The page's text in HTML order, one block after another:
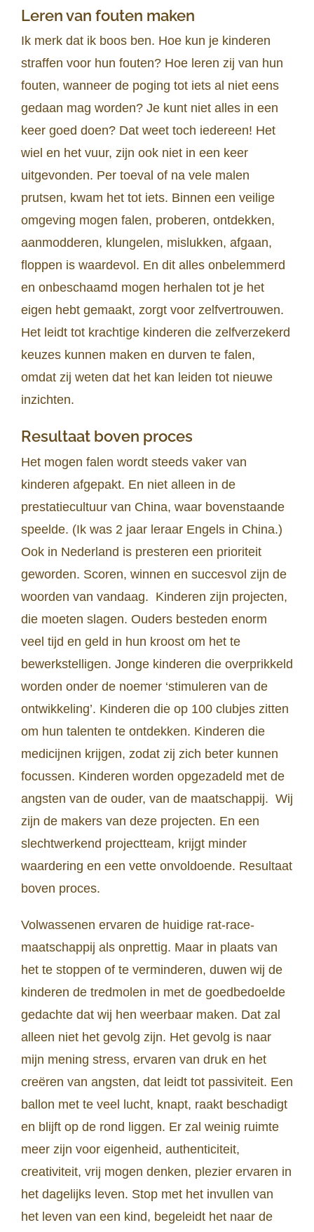
Leren van fouten maken
Ik merk dat ik boos ben. Hoe kun je kinderen
straffen voor hun fouten? Hoe leren zij van hun
fouten, wanneer de poging tot iets al niet eens
gedaan mag worden? Je kunt niet alles in een
keer goed doen? Dat weet toch iedereen! Het
wiel en het vuur, zijn ook niet in een keer
uitgevonden. Per toeval of na vele malen
prutsen, kwam het tot iets. Binnen een veilige
omgeving mogen falen, proberen, ontdekken,
aanmodderen, klungelen, mislukken, afgaan,
floppen is waardevol. En dit alles onbelemmerd
en onbeschaamd mogen herhalen tot je het
eigen hebt gemaakt, zorgt voor zelfvertrouwen.
Het leidt tot krachtige kinderen die zelfverzekerd
keuzes kunnen maken en durven te falen,
omdat zij weten dat het kan leiden tot nieuwe
inzichten.
Resultaat boven proces
Het mogen falen wordt steeds vaker van
kinderen afgepakt. En niet alleen in de
prestatiecultuur van China, waar bovenstaande
speelde. (Ik was 2 jaar leraar Engels in China.)
Ook in Nederland is presteren een prioriteit
geworden. Scoren, winnen en succesvol zijn de
woorden van vandaag. Kinderen zijn projecten,
die moeten slagen. Ouders besteden enorm
veel tijd en geld in hun kroost om het te
bewerkstelligen. Jonge kinderen die overprikkeld
worden onder de noemer ‘stimuleren van de
ontwikkeling’. Kinderen die op 100 clubjes zitten
om hun talenten te ontdekken. Kinderen die
medicijnen krijgen, zodat zij zich beter kunnen
focussen. Kinderen worden opgezadeld met de
angsten van de ouder, van de maatschappij. Wij
zijn de makers van deze projecten. En een
slechtwerkend projectteam, krijgt minder
waardering en een vette onvoldoende. Resultaat
boven proces.
Volwassenen ervaren de huidige rat-race-
maatschappij als onprettig. Maar in plaats van
het te stoppen of te verminderen, duwen wij de
kinderen de tredmolen in met de goedbedoelde
gedachte dat wij hen weerbaar maken. Dat zal
alleen niet het gevolg zijn. Het gevolg is naar
mijn mening stress, ervaren van druk en het
creëren van angsten, dat leidt tot passiviteit. Een
ballon met te veel lucht, knapt, raakt beschadigt
en blijft op de rond liggen. Er zal weinig ruimte
meer zijn voor eigenheid, authenticiteit,
creativiteit, vrij mogen denken, plezier ervaren in
het dagelijks leven. Stop met het invullen van
het leven van een kind, begeleidt het naar de